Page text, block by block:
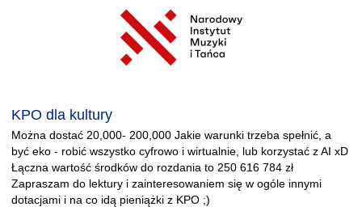
KPO dla kultury
Można dostać 20,000- 200,000 Jakie warunki trzeba spełnić, a
być eko - robić wszystko cyfrowo i wirtualnie, lub korzystać z AI xD
Łączna wartość środków do rozdania to 250 616 784 zł
Zapraszam do lektury i zainteresowaniem się w ogóle innymi
dotacjami i na co idą pieniążki z KPO ;)